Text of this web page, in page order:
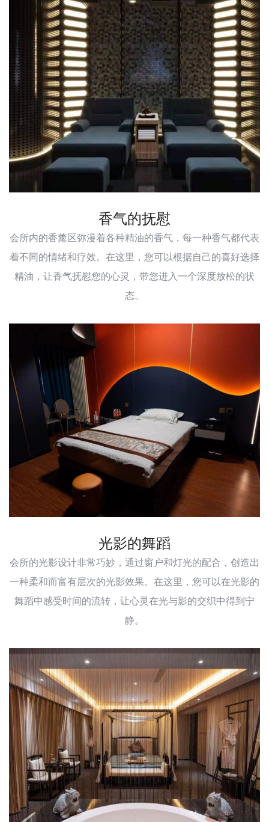
香气的抚慰
会所内的香薰区弥漫着各种精油的香气，每一种香气都代表
着不同的情绪和疗效。在这里，您可以根据自己的喜好选择
精油，让香气抚慰您的心灵，带您进入一个深度放松的状
态。
光影的舞蹈
会所的光影设计非常巧妙，通过窗户和灯光的配合，创造出
一种柔和而富有层次的光影效果。在这里，您可以在光影的
舞蹈中感受时间的流转，让心灵在光与影的交织中得到宁
静。